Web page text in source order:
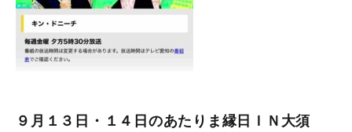
９月１３日・１４日のあたりま縁日ＩＮ大須